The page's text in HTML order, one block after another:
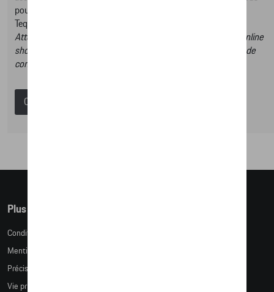
pouvez consulter notre Moteur de recherche d’accessoires
Tequipment.
Attention, en cliquant sur le lien du catalogue vous sortez du online
shop et dans ce catalogue vous n’aurez donc pas la possibilité de
commander des articles en ligne.
Catalogue Porsche
Plus d'informations
Conditions de vente
Mentions légales
Précision des tailles
Vie privée